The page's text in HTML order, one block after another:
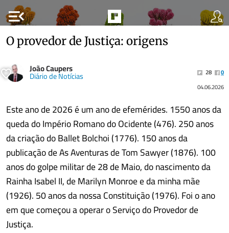
menu_open
O provedor de Justiça: origens
João Caupers
Diário de Notícias 28
0
04.06.2026
Este ano de 2026 é um ano de efemérides. 1550 anos da
queda do Império Romano do Ocidente (476). 250 anos
da criação do Ballet Bolchoi (1776). 150 anos da
publicação de As Aventuras de Tom Sawyer (1876). 100
anos do golpe militar de 28 de Maio, do nascimento da
Rainha Isabel II, de Marilyn Monroe e da minha mãe
(1926). 50 anos da nossa Constituição (1976). Foi o ano
em que começou a operar o Serviço do Provedor de
Justiça.